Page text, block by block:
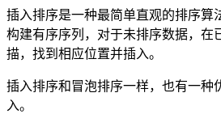
插入排序是一种最简单直观的排序算
构建有序序列，对于未排序数据，在
描，找到相应位置并插入。
插入排序和冒泡排序一样，也有一种
入。